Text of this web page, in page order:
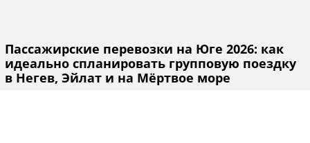
Пассажирские перевозки на Юге 2026: как
идеально спланировать групповую поездку
в Негев, Эйлат и на Мёртвое море